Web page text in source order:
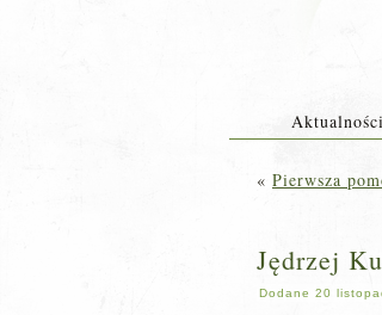
Aktualności
« Pierwsza
Jędrzej
Dodane 20